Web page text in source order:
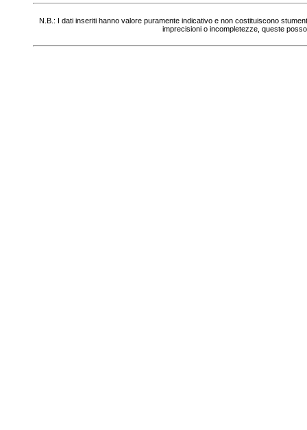
N.B.: I dati inseriti hanno valore puramente indicativo e non costituiscono
imprecisioni o incompletezze, queste